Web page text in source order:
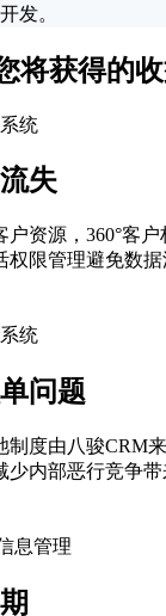
发。
将获得的
失
户资源，360°客
权限管理避免数据
问题
制度由八骏CRM
少内部恶行竞争